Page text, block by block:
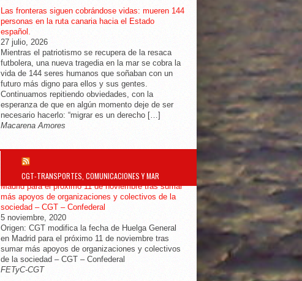
Las fronteras siguen cobrándose vidas: mueren 144
personas en la ruta canaria hacia el Estado
español.
27 julio, 2026
Mientras el patriotismo se recupera de la resaca
futbolera, una nueva tragedia en la mar se cobra la
vida de 144 seres humanos que soñaban con un
futuro más digno para ellos y sus gentes.
Continuamos repitiendo obviedades, con la
esperanza de que en algún momento deje de ser
necesario hacerlo: “migrar es un derecho […]
Macarena Amores
CGT-TRANSPORTES, COMUNICACIONES Y MAR
CGT modifica la fecha de Huelga General en
Madrid para el próximo 11 de noviembre tras sumar
más apoyos de organizaciones y colectivos de la
sociedad – CGT – Confederal
5 noviembre, 2020
Origen: CGT modifica la fecha de Huelga General
en Madrid para el próximo 11 de noviembre tras
sumar más apoyos de organizaciones y colectivos
de la sociedad – CGT – Confederal
FETyC-CGT